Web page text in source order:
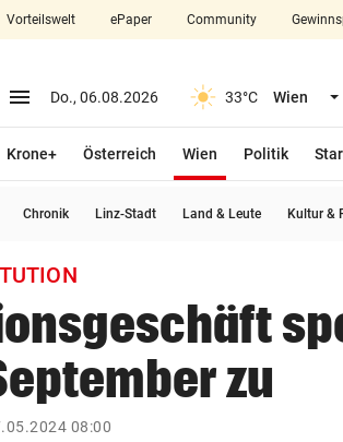
closeSchließen
arrow_right
Vorteilswelt ePaper Community
menu Menü aufklappen
Do., 06.08.2026 33°C Wien
Krone+ Österreich Wien
Politik
Chronik Linz-Stadt Land & Leute Kultur &
zu
08:00